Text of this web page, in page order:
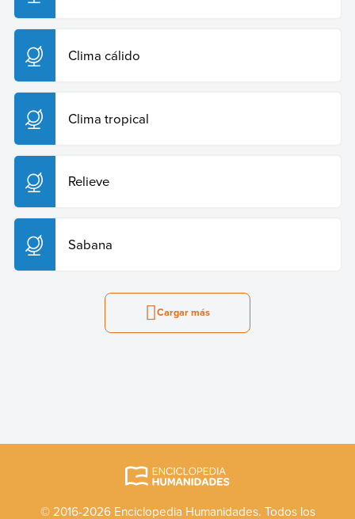
Clima cálido
Clima tropical
Relieve
Sabana
Cargar más
© 2016-2026 Enciclopedia Humanidades. Todos los